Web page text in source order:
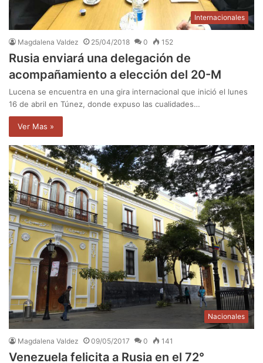
Internacionales
Magdalena Valdez 25/04/2018 0 152
Rusia enviará una delegación de
acompañamiento a elección del 20-M
Lucena se encuentra en una gira internacional que inició el lunes
16 de abril en Túnez, donde expuso las cualidades…
Ver Mas »
Nacionales
Magdalena Valdez 09/05/2017 0 141
Venezuela felicita a Rusia en el 72°